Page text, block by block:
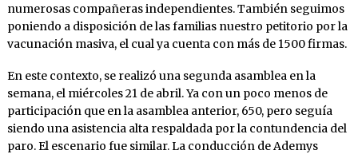
numerosas compañeras independientes. También seguimos
poniendo a disposición de las familias nuestro petitorio por la
vacunación masiva, el cual ya cuenta con más de 1500 firmas.
En este contexto, se realizó una segunda asamblea en la
semana, el miércoles 21 de abril. Ya con un poco menos de
participación que en la asamblea anterior, 650, pero seguía
siendo una asistencia alta respaldada por la contundencia del
paro. El escenario fue similar. La conducción de Ademys